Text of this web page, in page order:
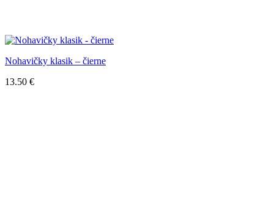
Nohavičky klasik – čierne
13.50 €